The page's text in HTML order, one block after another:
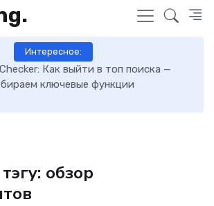
Интересное:
Как выйти в топ поиска —
ключевые функции
обзор